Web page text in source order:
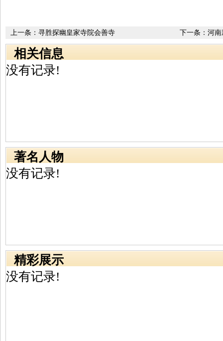
下一条： 河南
上一条： 寻胜探幽皇家寺院会善寺
相关信息
没有记录!
著名人物
没有记录!
精彩展示
没有记录!